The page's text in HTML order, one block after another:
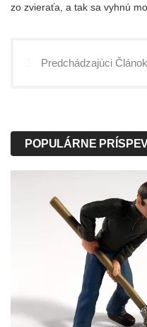
zo zvieraťa, a tak sa vyhnú
Predchádzajúci Článok
POPULÁRNE